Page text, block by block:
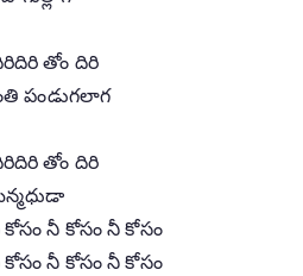
తోం దిరి
పండుగలాగ
తోం దిరి
నీ కోసం నీ కోసం
నీ కోసం నీ కోసం